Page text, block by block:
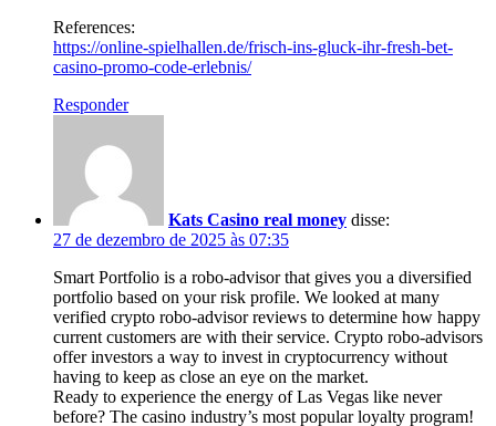
References:
https://online-spielhallen.de/frisch-ins-gluck-ihr-fresh-bet-
casino-promo-code-erlebnis/
Responder
Kats Casino real money disse:
27 de dezembro de 2025 às 07:35
Smart Portfolio is a robo-advisor that gives you a diversified
portfolio based on your risk profile. We looked at many
verified crypto robo-advisor reviews to determine how happy
current customers are with their service. Crypto robo-advisors
offer investors a way to invest in cryptocurrency without
having to keep as close an eye on the market.
Ready to experience the energy of Las Vegas like never
before? The casino industry’s most popular loyalty program!